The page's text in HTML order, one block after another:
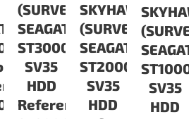
(SURVEILLANCE)
SEAGATE
ST3000VX000
SV35
HDD
Referencia:
SKYHAWK
(SURVEILLANCE)
SEAGATE
ST2000VX000
SV35
HDD
SV35
HDD